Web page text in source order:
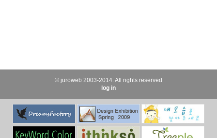
© juroweb 2003-2014. All rights reserved
log in